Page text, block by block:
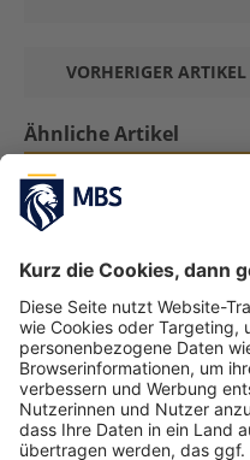
VORHERIGER ARTIKEL
Ähnliche Artikel
Professor
Beruf nach
ein*e Supply
Dezember 21,
Erster
School gibt